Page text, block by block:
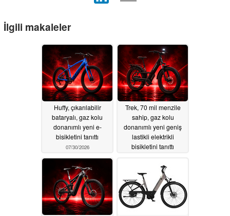
İlgili makaleler
Huffy, çıkarılabilir
bataryalı, gaz kolu
donanımlı yeni e-
bisikletini tanıttı
07/30/2026
Trek, 70 mil menzile
sahip, gaz kolu
donanımlı yeni geniş
lastikli elektrikli
bisikletini tanıttı